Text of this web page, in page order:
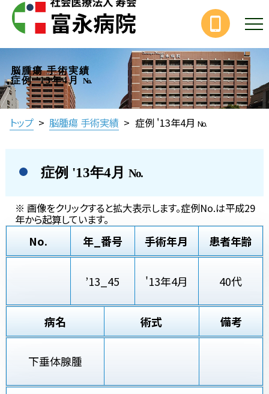
脳腫瘍 手術実績
症例 '13年4月
No.
トップ > 脳腫瘍 手術実績 > 症例 '13年4月 No.
症例 '13年4月 No.
※ 画像をクリックすると拡大表示します。症例No.は平成29
年から起算しています。
No. 年_番号 手術年月 患者年齢
’13_45 '13年4月 40代
病名 術式 備考
下垂体腺腫